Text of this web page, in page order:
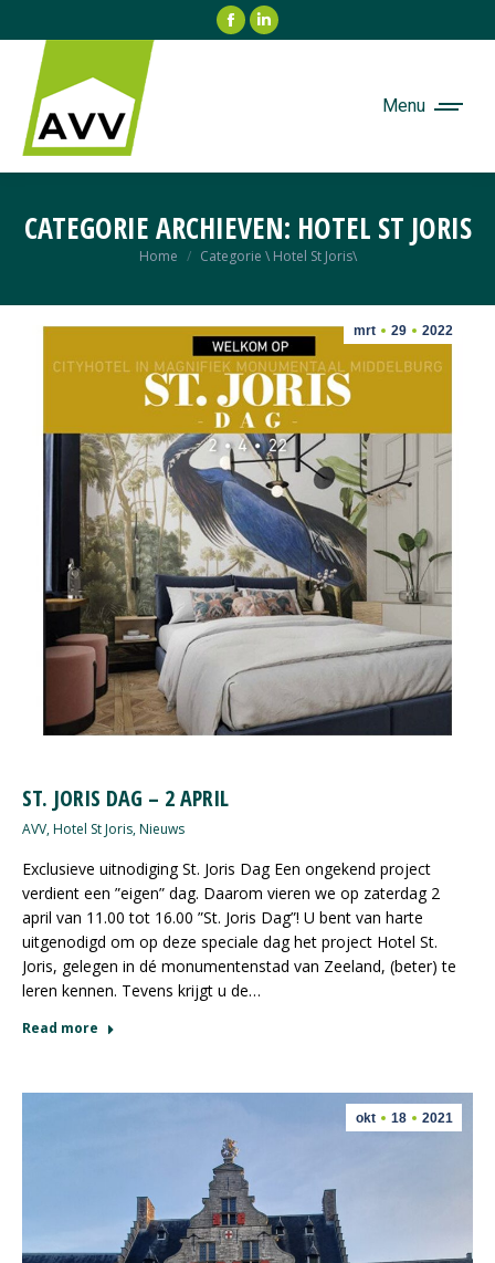
FacebookLinkedin
Menu
CATEGORIE ARCHIEVEN: HOTEL ST JORIS
Je bent hier:
Home Categorie \ Hotel St Joris\
mrt 29 2022
ST. JORIS DAG – 2 APRIL
AVV,Hotel St Joris,Nieuws
Exclusieve uitnodiging St. Joris Dag Een ongekend project
verdient een ”eigen” dag. Daarom vieren we op zaterdag 2
april van 11.00 tot 16.00 ”St. Joris Dag”! U bent van harte
uitgenodigd om op deze speciale dag het project Hotel St.
Joris, gelegen in dé monumentenstad van Zeeland, (beter) te
leren kennen. Tevens krijgt u de…
Read more
okt 18 2021